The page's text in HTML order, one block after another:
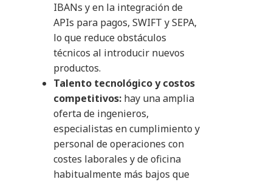
IBANs y en la integración de
APIs para pagos, SWIFT y SEPA,
lo que reduce obstáculos
técnicos al introducir nuevos
productos.
Talento tecnológico y costos
competitivos: hay una amplia
oferta de ingenieros,
especialistas en cumplimiento y
personal de operaciones con
costes laborales y de oficina
habitualmente más bajos que